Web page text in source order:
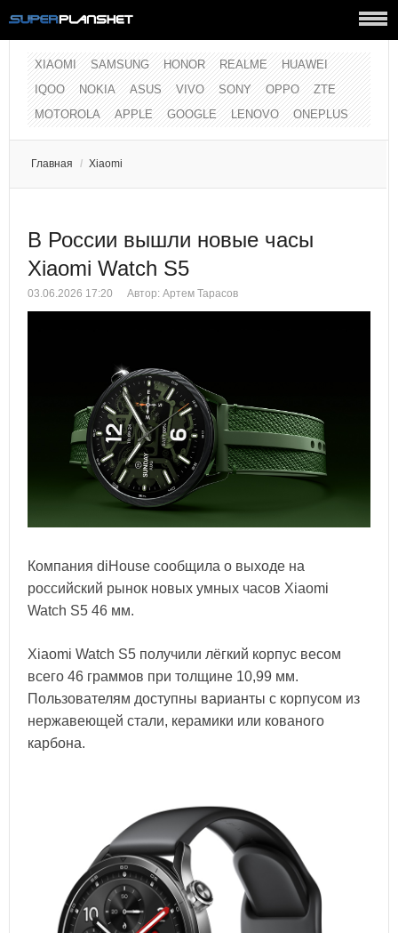
XIAOMI SAMSUNG HONOR REALME
HUAWEI
IQOO
NOKIA ASUS VIVO SONY OPPO
ZTE
MOTOROLA
APPLE GOOGLE LENOVO ONEPLUS
Главная / Xiaomi
В России вышли новые часы
Xiaomi Watch S5
03.06.2026 17:20 Автор: Артем Тарасов
Компания diHouse сообщила о выходе на
российский рынок новых умных часов Xiaomi
Watch S5 46 мм.
Xiaomi Watch S5 получили лёгкий корпус весом
всего 46 граммов при толщине 10,99 мм.
Пользователям доступны варианты с корпусом из
нержавеющей стали, керамики или кованого
карбона.